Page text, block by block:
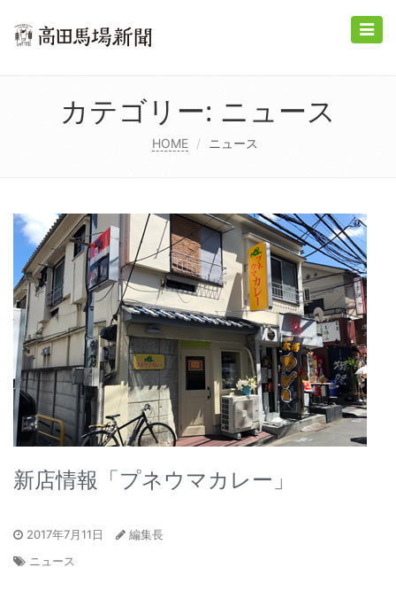
Toggle
カテゴリー: ニュース
HOME ニュース
新店情報「プネウマカレー」
2017年7月11日
編集長
ニュース